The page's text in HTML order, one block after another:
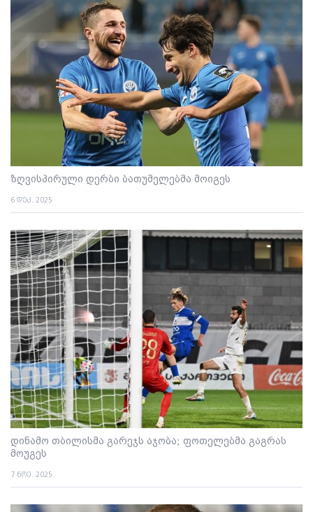
ზღვისპირული დერბი ბათუმელებმა მოიგეს
6 დეკ. 2025
დინამო თბილისმა გარეჯს აჯობა; ფოთელებმა გაგრას
მოუგეს
7 ნოე. 2025